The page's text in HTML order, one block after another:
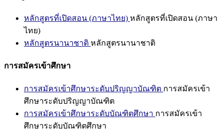
หลักสูตรที่เปิดสอน (ภาษาไทย) หลักสูตรที่เปิดสอน (ภาษา
ไทย)
หลักสูตรนานาชาติ หลักสูตรนานาชาติ
การสมัครเข้าศึกษา
การสมัครเข้าศึกษาระดับปริญญาบัณฑิต การสมัครเข้า
ศึกษาระดับปริญญาบัณฑิต
การสมัครเข้าศึกษาระดับบัณฑิตศึกษา การสมัครเข้า
ศึกษาระดับบัณฑิตศึกษา